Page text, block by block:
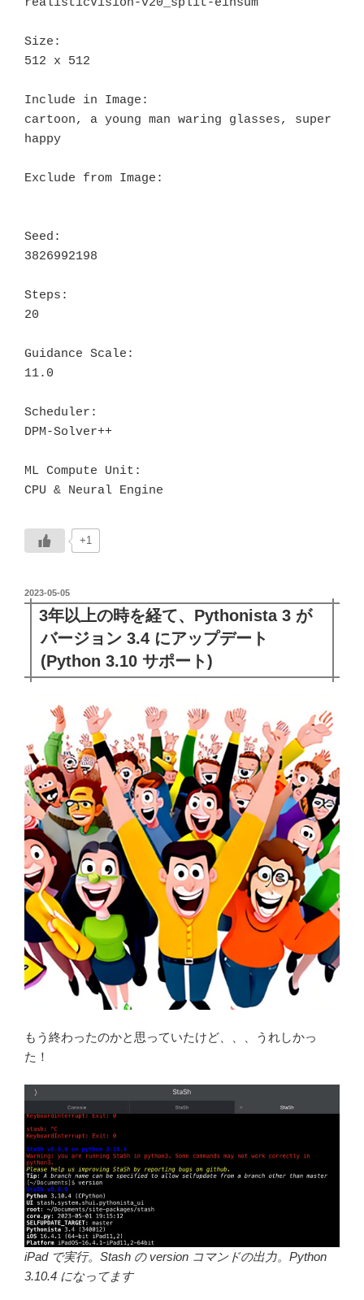
realisticVision-v20_split-einsum
Size:
512 x 512
Include in Image:
cartoon, a young man waring glasses, super
happy
Exclude from Image:
Seed:
3826992198
Steps:
20
Guidance Scale:
11.0
Scheduler:
DPM-Solver++
ML Compute Unit:
CPU & Neural Engine
+1
投
稿
2023-05-05
3年以上の時を経て、Pythonista 3 が
バージョン 3.4 にアップデート
(Python 3.10 サポート)
もう終わったのかと思っていたけど、、、うれしかっ
た！
iPad で実行。Stash の version コマンドの出力。Python
3.10.4 になってます